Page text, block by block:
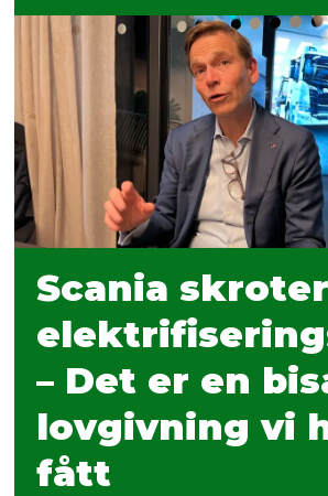
Scania
– Det er en
lovgivning vi
fått